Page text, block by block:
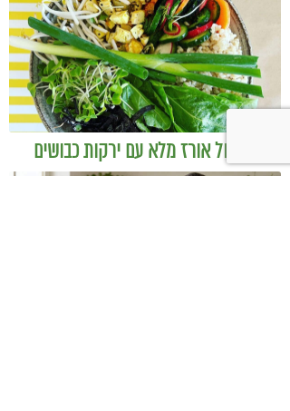
בודהה בול אורז מלא עם ירקות כבושים
ומקושקשת טופו